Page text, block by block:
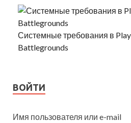
Системные требования в
Battlegrounds
ВОЙТИ
Имя пользователя или e-mail